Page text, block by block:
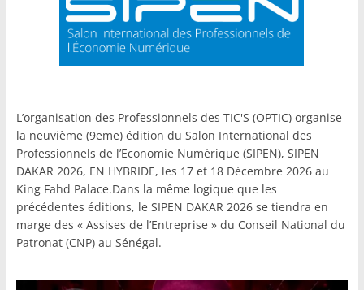
L’organisation des Professionnels des TIC'S (OPTIC) organise
la neuvième (9eme) édition du Salon International des
Professionnels de l’Economie Numérique (SIPEN), SIPEN
DAKAR 2026, EN HYBRIDE, les 17 et 18 Décembre 2026 au
King Fahd Palace.Dans la même logique que les
précédentes éditions, le SIPEN DAKAR 2026 se tiendra en
marge des « Assises de l’Entreprise » du Conseil National du
Patronat (CNP) au Sénégal.